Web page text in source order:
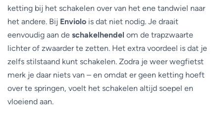
ketting bij het schakelen over van het ene tandwiel naar
het andere. Bij Enviolo is dat niet nodig. Je draait
eenvoudig aan de schakelhendel om de trapzwaarte
lichter of zwaarder te zetten. Het extra voordeel is dat je
zelfs stilstaand kunt schakelen. Zodra je weer wegfietst
merk je daar niets van – en omdat er geen ketting hoeft
over te springen, voelt het schakelen altijd soepel en
vloeiend aan.